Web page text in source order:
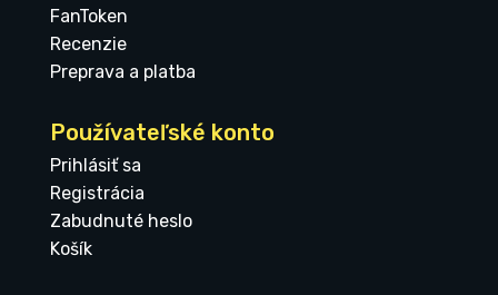
FanToken
Recenzie
Preprava a platba
Používateľské konto
Prihlásiť sa
Registrácia
Zabudnuté heslo
Košík